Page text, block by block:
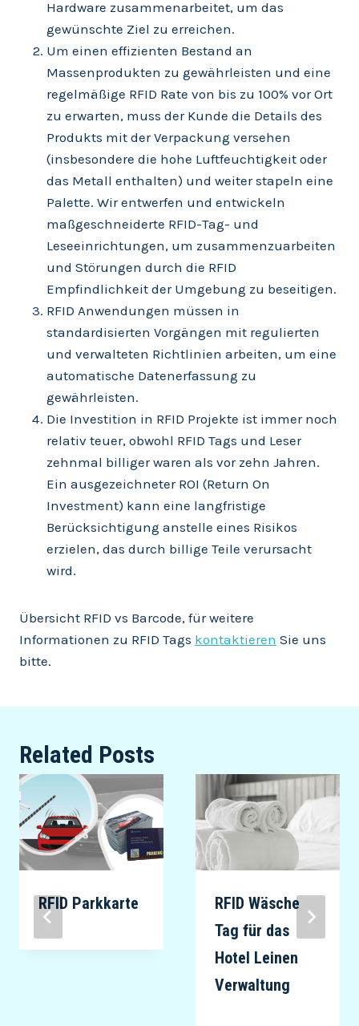
Hardware zusammenarbeitet, um das
gewünschte Ziel zu erreichen.
Um einen effizienten Bestand an
Massenprodukten zu gewährleisten und eine
regelmäßige RFID Rate von bis zu 100% vor Ort
zu erwarten, muss der Kunde die Details des
Produkts mit der Verpackung versehen
(insbesondere die hohe Luftfeuchtigkeit oder
das Metall enthalten) und weiter stapeln eine
Palette. Wir entwerfen und entwickeln
maßgeschneiderte RFID-Tag- und
Leseeinrichtungen, um zusammenzuarbeiten
und Störungen durch die RFID
Empfindlichkeit der Umgebung zu beseitigen.
RFID Anwendungen müssen in
standardisierten Vorgängen mit regulierten
und verwalteten Richtlinien arbeiten, um eine
automatische Datenerfassung zu
gewährleisten.
Die Investition in RFID Projekte ist immer noch
relativ teuer, obwohl RFID Tags und Leser
zehnmal billiger waren als vor zehn Jahren.
Ein ausgezeichneter ROI (Return On
Investment) kann eine langfristige
Berücksichtigung anstelle eines Risikos
erzielen, das durch billige Teile verursacht
wird.
Übersicht RFID vs Barcode, für weitere
Informationen zu RFID Tags kontaktieren Sie uns
bitte.
Related Posts
RFID Parkkarte
RFID Wäsche
Tag für das
Hotel Leinen
Verwaltung